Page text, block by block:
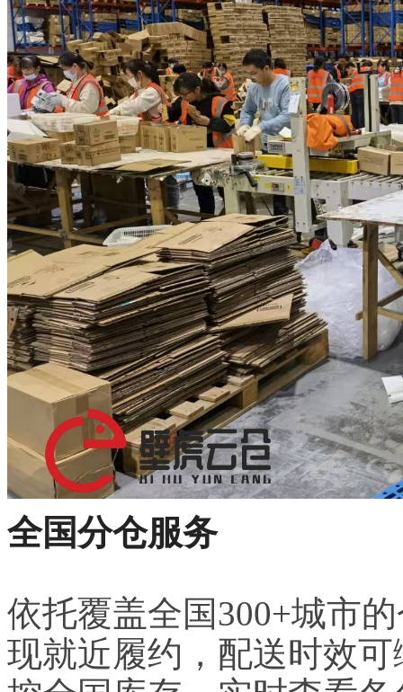
全国分仓服务
依托覆盖全国300+城市
现就近履约，配送时效